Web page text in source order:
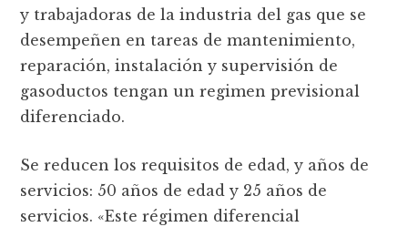
y trabajadoras de la industria del gas que se
desempeñen en tareas de mantenimiento,
reparación, instalación y supervisión de
gasoductos tengan un regimen previsional
diferenciado.
Se reducen los requisitos de edad, y años de
servicios: 50 años de edad y 25 años de
servicios. «Este régimen diferencial